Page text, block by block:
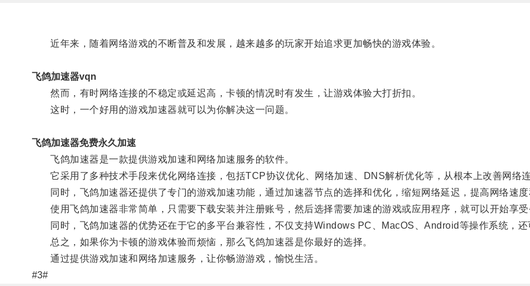
近年来，随着网络游戏的不断普及和发展，越来越多的玩家开始追求更加畅快的游戏体验。
飞鸽加速器vqn
然而，有时网络连接的不稳定或延迟高，卡顿的情况时有发生，让游戏体验大打折扣。
这时，一个好用的游戏加速器就可以为你解决这一问题。
飞鸽加速器免费永久加速
飞鸽加速器是一款提供游戏加速和网络加速服务的软件。
它采用了多种技术手段来优化网络连接，包括TCP协议优化、网络加速、DNS解析优化等，从根本上改善网络连
同时，飞鸽加速器还提供了专门的游戏加速功能，通过加速器节点的选择和优化，缩短网络延迟，提高网络速度
使用飞鸽加速器非常简单，只需要下载安装并注册账号，然后选择需要加速的游戏或应用程序，就可以开始享受
同时，飞鸽加速器的优势还在于它的多平台兼容性，不仅支持Windows PC、MacOS、Android等操作系统，还
总之，如果你为卡顿的游戏体验而烦恼，那么飞鸽加速器是你最好的选择。
通过提供游戏加速和网络加速服务，让你畅游游戏，愉悦生活。
#3#